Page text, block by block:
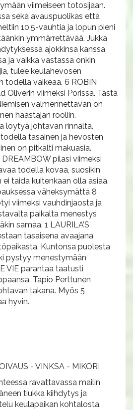
viimeiseen totosijaan.
sekä avauspuolikas että
10,5-vauhtia ja lopun pieni
ymmärrettävää. Jukka
ajokkinsa kanssa
ja vaikka vastassa onkin
tulee keulahevosen
todella vaikeaa. 6 ROBIN
Oliverin viimeksi Porissa. Tästä
valmennettavan on
haastajan rooliin.
löytyä johtavan rinnalta.
tasainen ja hevosten
on pitkälti makuasia.
pilasi viimeksi
todella kovaa, suosikin
taida kuitenkaan olla asiaa.
väheksymättä 8
viimeksi vauhdinjaosta ja
paikalta menestys
samaa. 1 LAURILA’S
tasaisena avaajana
Kuntonsa puolesta
pystyy menestymään
VIE parantaa taatusti
Tapio Perttunen
takana. Myös 5
hyvin.
- VINKSA - MIKORI
ravattavassa mailin
tiukka kiihdytys ja
keulapaikan kohtalosta.